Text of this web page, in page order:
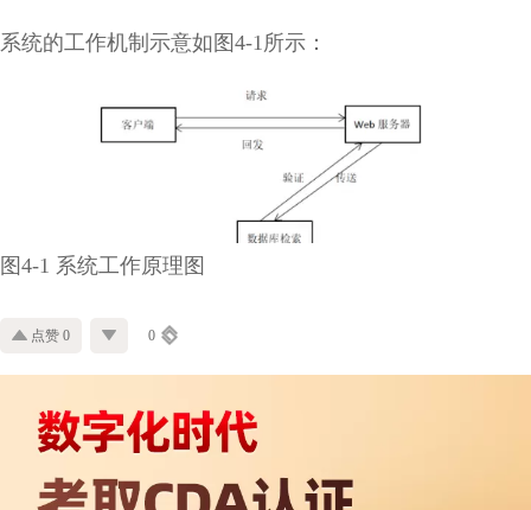
系统的工作机制示意如图4-1所示：
图4-1 系统工作原理图
点赞 0 0